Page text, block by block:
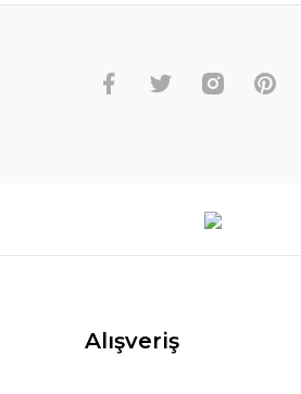
Alışveriş